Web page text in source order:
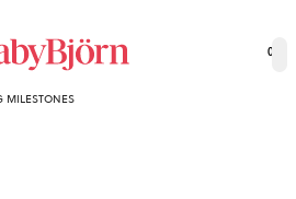
0
MILESTONES